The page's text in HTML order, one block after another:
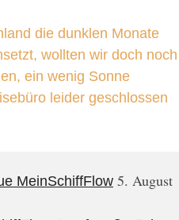
die dunklen Monate
wollten wir doch noch
ein wenig Sonne
leider geschlossen
MeinSchiffFlow 5. August